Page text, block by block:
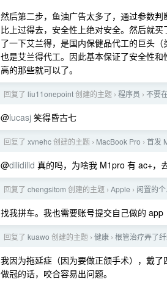
然后第二步，鱼油广告太多了，通过参数
比上过得去，安全性上绝对安全。然后就
了一下艾兰得，是国内保健品代工的巨头
也是艾兰得代工。因此基本保证了安全性
高的那些就可以了。
回复了 liu11onepoint创建的主题 › 程序员 › 不要
@lucasj 笑得昏古七
回复了 xvnehc创建的主题 › MacBook Pro › 首发
@dilidilid 真的吗，为啥我 M1pro 有 ac+，
回复了 chengsitom 创建的主题 › Apple › 闲置的
找我拼车。我也需要账号提交自己做的 app
回复了 kuawo 创建的主题 › 健康 › 根管治疗弄了
我因为拖延症（因为要做正颌手术），戴
做冠的话，咬合容易出问题。